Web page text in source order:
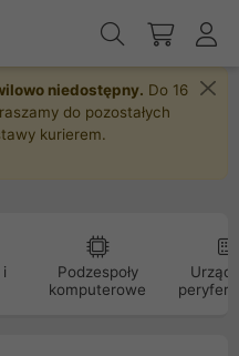
niedostępny. Do 16
do pozostałych
kurierem.
Podzespoły
komputerowe